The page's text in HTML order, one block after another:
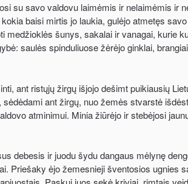
su savo valdovu laimėmis ir nelaimėmis ir
baisi mirtis jo laukia, gulėjo atmetęs
šunys, sakalai ir vanagai, kurie
saulės spinduliuose žėrėjo ginklai,
ant ristųjų žirgų išjojo dešimt puikiausių
ant žirgų, nuo žemės stvarstė
atminimui. Minia žiūrėjo ir stebėjosi
debesis ir juodu šydu dangaus mėlynę
ėjo žemesnieji šventosios ugnies